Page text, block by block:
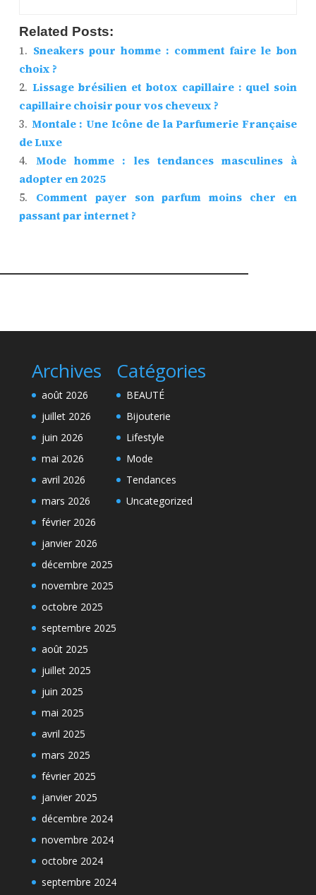
Related Posts:
Sneakers pour homme : comment faire le bon
choix ?
Lissage brésilien et botox capillaire : quel soin
capillaire choisir pour vos cheveux ?
Montale : Une Icône de la Parfumerie Française
de Luxe
Mode homme : les tendances masculines à
adopter en 2025
Comment payer son parfum moins cher en
passant par internet ?
Archives
août 2026
juillet 2026
juin 2026
mai 2026
avril 2026
mars 2026
février 2026
janvier 2026
décembre 2025
novembre 2025
octobre 2025
septembre 2025
août 2025
juillet 2025
juin 2025
mai 2025
avril 2025
mars 2025
février 2025
janvier 2025
décembre 2024
novembre 2024
octobre 2024
septembre 2024
Catégories
BEAUTÉ
Bijouterie
Lifestyle
Mode
Tendances
Uncategorized